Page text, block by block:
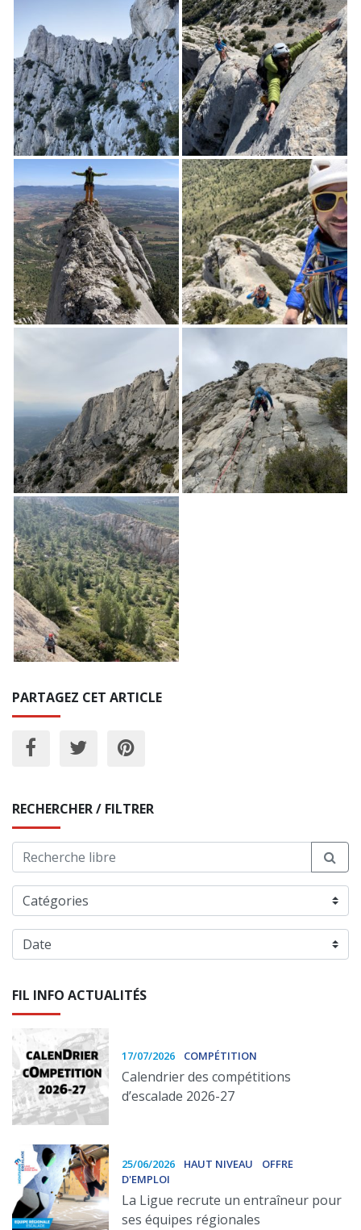
PARTAGEZ CET ARTICLE
RECHERCHER / FILTRER
FIL INFO ACTUALITÉS
17/07/2026 COMPÉTITION
Calendrier des compétitions
d’escalade 2026-27
25/06/2026 HAUT NIVEAU
OFFRE
D'EMPLOI
La Ligue recrute un entraîneur pour
ses équipes régionales